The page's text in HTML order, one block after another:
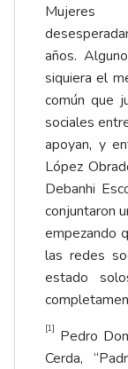
Mujeres
años.
siquiera el
común que
sociales
apoyan, y
López
Debanhi
conjuntaron
empezando
las redes
estado
[1]
Pedro
Cerda,